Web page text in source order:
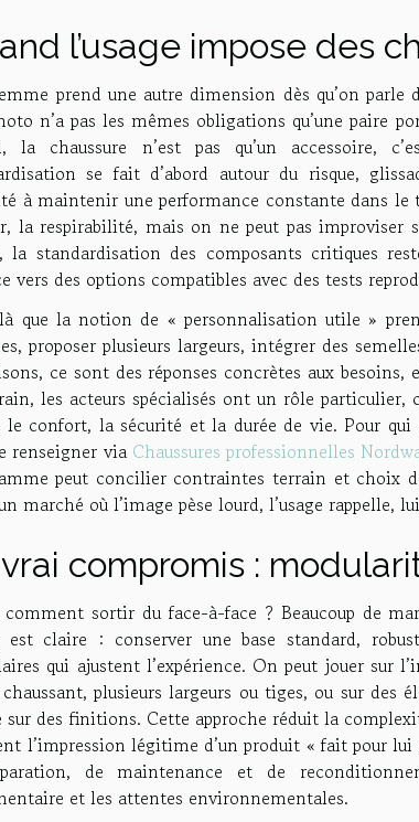
l’usage impose des
prend une autre dimension dès qu’on parle
n’a pas les mêmes obligations qu’une paire
la chaussure n’est pas qu’un accessoire,
se fait d’abord autour du risque,
à maintenir une performance constante dans
la respirabilité, mais on ne peut pas improviser
la standardisation des composants critiques
vers des options compatibles avec des tests
là que la notion de « personnalisation utile »
proposer plusieurs largeurs, intégrer des
ce sont des réponses concrètes aux
les acteurs spécialisés ont un rôle particulier,
le confort, la sécurité et la durée de vie. Pour
renseigner via Chaussures professionnelles
peut concilier contraintes terrain et choix
marché où l’image pèse lourd, l’usage
compromis :
sortir du face-à-face ? Beaucoup de
est claire : conserver une base standard,
qui ajustent l’expérience. On peut jouer sur
plusieurs largeurs ou tiges, ou sur des
sur des finitions. Cette approche réduit la
l’impression légitime d’un produit « fait pour
de maintenance et de
et les attentes environnementales.